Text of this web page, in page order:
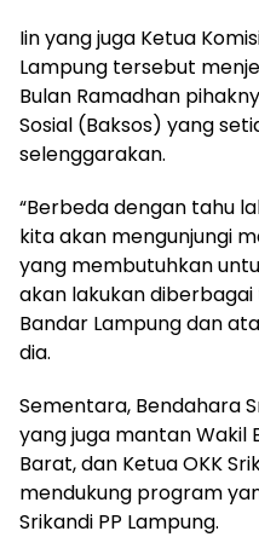
Iin yang juga Ketua
Lampung tersebut
Bulan Ramadhan
Sosial (Baksos) yang
selenggarakan.
“Berbeda dengan tahu
kita akan mengunjungi
yang membutuhkan
akan lakukan
Bandar Lampung dan
dia.
Sementara, Bendahara
yang juga mantan Wakil
Barat, dan Ketua OKK
mendukung program
Srikandi PP Lampung.